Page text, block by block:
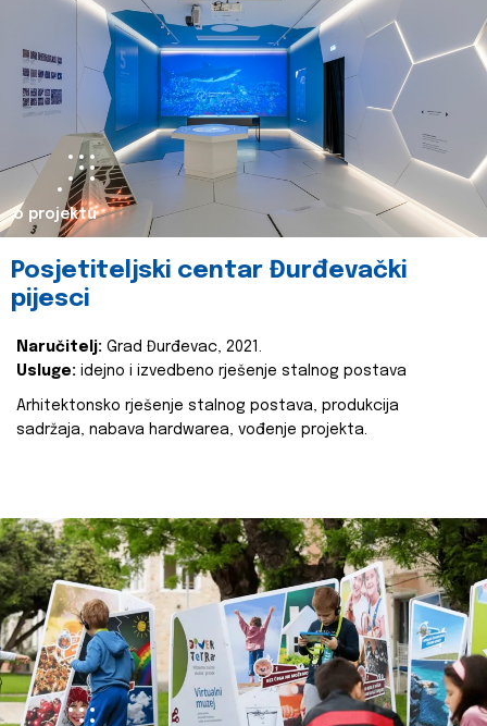
o projektu
Posjetiteljski centar Đurđevački
pijesci
Naručitelj: Grad Đurđevac, 2021.
Usluge: idejno i izvedbeno rješenje stalnog postava
Arhitektonsko rješenje stalnog postava, produkcija
sadržaja, nabava hardwarea, vođenje projekta.